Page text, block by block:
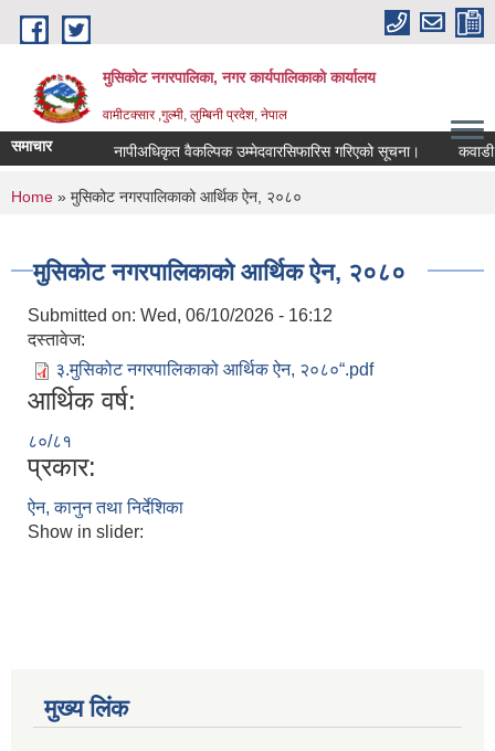
Skip to main content
मुसिकोट नगरपालिका, नगर कार्यपालिकाकाे कार्यालय
वामीटक्सार ,गुल्मी, लुम्बिनी प्रदेश, नेपाल
समाचार नापीअधिकृत वैकल्पिक उम्मेदवारसिफारिस गरिएको सूचना। कवाडी
You are here
Home » मुसिकोट नगरपालिकाको आर्थिक ऐन, २०८०
मुसिकोट नगरपालिकाको आर्थिक ऐन, २०८०
Submitted on: Wed, 06/10/2026 - 16:12
दस्तावेज:
३.मुसिकोट नगरपालिकाको आर्थिक ऐन, २०८०“.pdf
आर्थिक वर्ष:
८०/८१
प्रकार:
ऐन, कानुन तथा निर्देशिका
Show in slider:
मुख्य लिंक